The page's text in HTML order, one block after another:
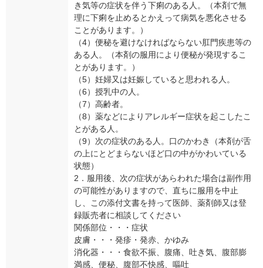
き気等の症状を伴う下痢のある人。（本剤で無
理に下痢を止めるとかえって病気を悪化させる
ことがあります。）
（4）便秘を避けなければならない肛門疾患等の
ある人。（本剤の服用により便秘が発現するこ
とがあります。）
（5）妊婦又は妊娠していると思われる人。
（6）授乳中の人。
（7）高齢者。
（8）薬などによりアレルギー症状を起こしたこ
とがある人。
（9）次の症状のある人。口のかわき（本剤が舌
の上にとどまらないほど口の中がかわいている
状態）
2．服用後、次の症状があらわれた場合は副作用
の可能性がありますので、直ちに服用を中止
し、この添付文書を持って医師、薬剤師又は登
録販売者に相談してください
関係部位・・・症状
皮膚・・・発疹・発赤、かゆみ
消化器・・・食欲不振、腹痛、吐き気、腹部膨
満感、便秘、腹部不快感、嘔吐